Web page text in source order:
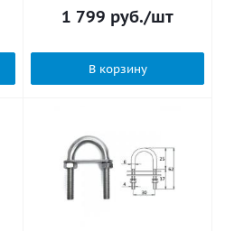
1 799 руб./шт
В корзину